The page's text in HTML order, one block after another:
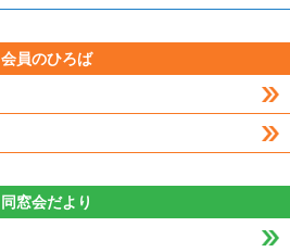
会員のひろば
同窓会だより